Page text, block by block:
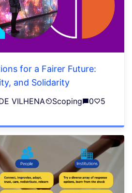
for a Fairer Future:
and Solidarity
VILHENA Scoping 0 5